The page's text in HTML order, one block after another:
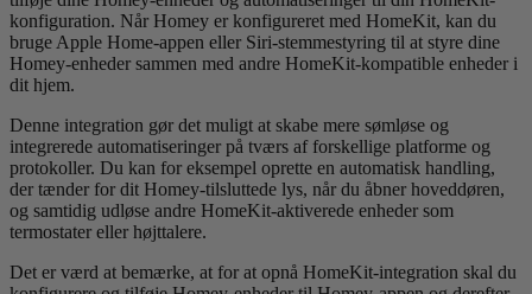
konfiguration. Når Homey er konfigureret med HomeKit, kan du
bruge Apple Home-appen eller Siri-stemmestyring til at styre dine
Homey-enheder sammen med andre HomeKit-kompatible enheder i
dit hjem.
Denne integration gør det muligt at skabe mere sømløse og
integrerede automatiseringer på tværs af forskellige platforme og
protokoller. Du kan for eksempel oprette en automatisk handling,
der tænder for dit Homey-tilsluttede lys, når du åbner hoveddøren,
og samtidig udløse andre HomeKit-aktiverede enheder som
termostater eller højttalere.
Det er værd at bemærke, at for at opnå HomeKit-integration skal du